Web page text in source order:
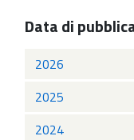
Data di
2026
2025
2024